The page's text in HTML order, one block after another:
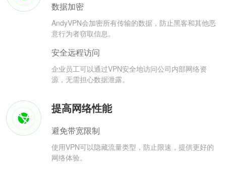
数据加密
AndyVPN会加密所有传输的数据，防止黑客和其他恶
意行为者窃取信息。
安全远程访问
企业员工可以通过VPN安全地访问公司内部网络资
源，无需担心数据泄露。
提高网络性能
避免带宽限制
使用VPN可以隐藏流量类型，防止限速，提供更好的
网络体验。